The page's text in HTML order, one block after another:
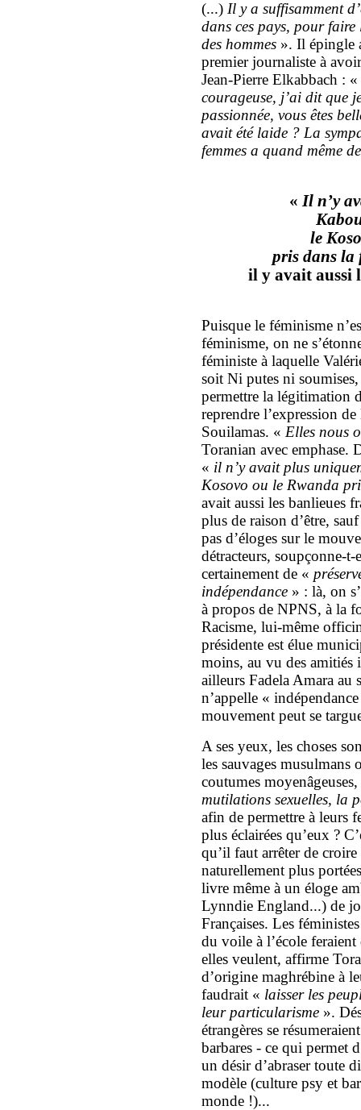
(...) Il y a suffisamment
dans ces pays, pour faire
des hommes ». Il épingle
premier journaliste à
Jean-Pierre Elkabbach : «
courageuse, j’ai dit que
passionnée, vous êtes
avait été laide ? La
femmes a quand même
« Il n’y
le
pris dans la
il y avait aussi
Puisque le féminisme
féminisme, on ne
féministe à laquelle
soit Ni putes ni
permettre la légitimation
reprendre l’expression
Souilamas. « Elles nous
Toranian avec emphase.
« il n’y avait plus
Kosovo ou le Rwanda
avait aussi les banlieues
plus de raison d’être,
pas d’éloges sur le
détracteurs, soupçonne-
certainement de «
indépendance » : là, on
à propos de NPNS, à la
Racisme, lui-même
présidente est élue
moins, au vu des amitiés
ailleurs Fadela Amara au
n’appelle «
mouvement peut se
A ses yeux, les choses
les sauvages musulmans
coutumes
mutilations sexuelles, la
afin de permettre à leurs
plus éclairées qu’eux ?
qu’il faut arrêter de
naturellement plus
livre même à un éloge
Lynndie England...) de
Françaises. Les
du voile à l’école
elles veulent, affirme
d’origine maghrébine à
faudrait « laisser les
leur particularisme ».
étrangères se
barbares - ce qui permet
un désir d’abraser toute
modèle (culture psy et
monde !)...